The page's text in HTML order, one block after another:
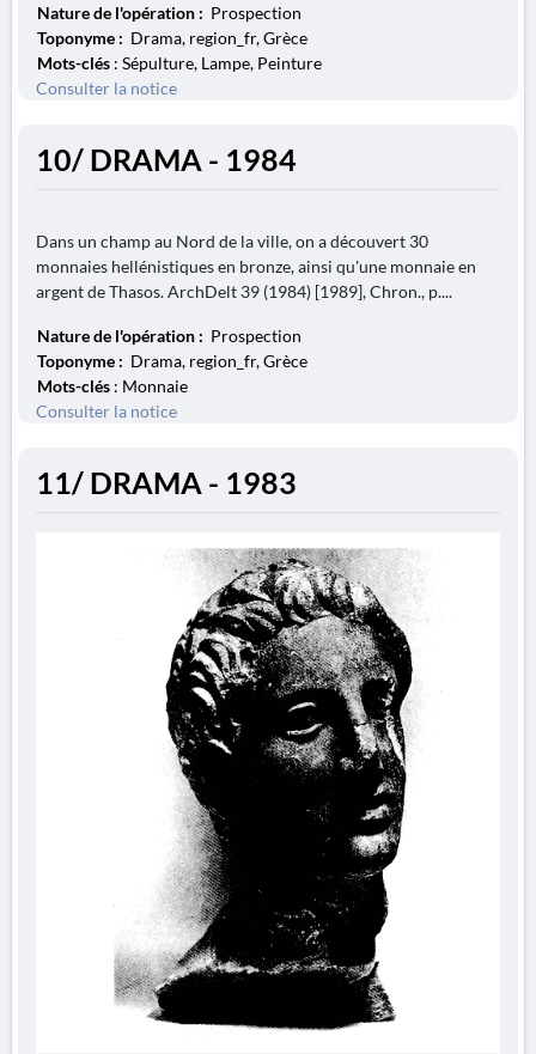
Nature de l'opération : Prospection
Toponyme : Drama, region_fr, Grèce
Mots-clés : Sépulture, Lampe, Peinture
Consulter la notice
10/ DRAMA - 1984
Dans un champ au Nord de la ville, on a découvert 30
monnaies hellénistiques en bronze, ainsi qu'une monnaie en
argent de Thasos. ArchDelt 39 (1984) [1989], Chron., p....
Nature de l'opération : Prospection
Toponyme : Drama, region_fr, Grèce
Mots-clés : Monnaie
Consulter la notice
11/ DRAMA - 1983